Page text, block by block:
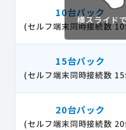
10台パック
(セルフ端末同時接続数
15台パック
(セルフ端末同時接続数
20台パック
(セルフ端末同時接続数
横スライド